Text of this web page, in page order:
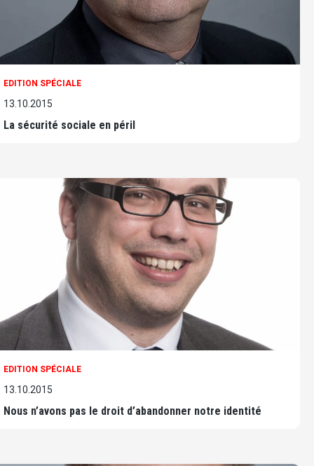
EDITION SPÉCIALE
13.10.2015
La sécurité sociale en péril
EDITION SPÉCIALE
13.10.2015
Nous n’avons pas le droit d’abandonner notre identité